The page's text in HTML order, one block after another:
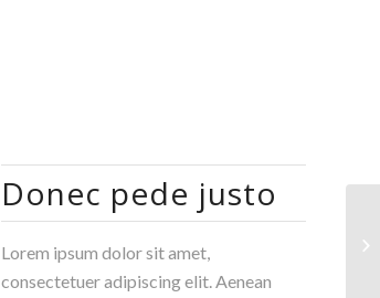
Donec pede justo
Lorem ipsum dolor sit amet,
consectetuer adipiscing elit. Aenean